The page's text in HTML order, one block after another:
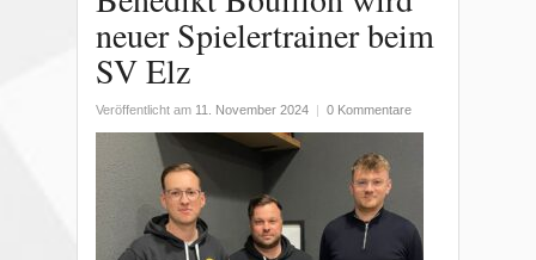
neuer Spielertrainer beim
SV Elz
Veröffentlicht am 11. November 2024 0 Kommentare